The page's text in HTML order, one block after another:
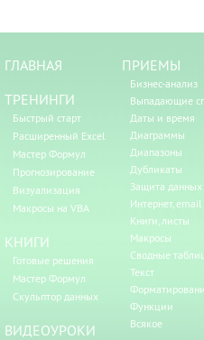
ГЛАВНАЯ
ТРЕНИНГИ
Быстрый старт
Расширенный Excel
Мастер Формул
Прогнозирование
Визуализация
Макросы на VBA
КНИГИ
Готовые решения
Мастер Формул
Скульптор данных
ВИДЕОУРОКИ
ПРИЕМЫ
Бизнес-анализ
Выпадающие
Даты и время
Диаграммы
Диапазоны
Дубликаты
Защита данных
Интернет, email
Книги, листы
Макросы
Сводные
Текст
Функции
Всякое